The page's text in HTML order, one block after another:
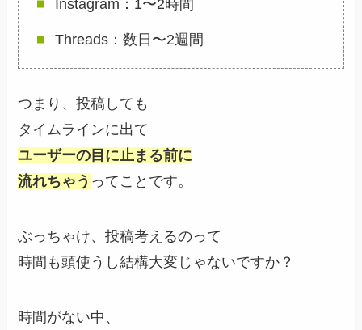
Instagram：1〜2時間
Threads：数日〜2週間
つまり、投稿しても
タイムラインに出て
ユーザーの目に止まる前に
流れちゃう ってことです。
ぶっちゃけ、投稿考えるのって
時間も頭使うし結構大変じゃないですか？
時間がない中、